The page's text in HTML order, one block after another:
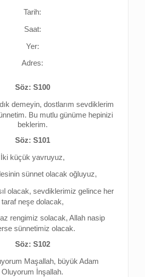
Tarih:
Saat:
Yer:
Adres:
Söz: S100
demeyin, dostlarım sevdiklerim
Bu mutlu günüme hepinizi
beklerim.
Söz: S101
İki küçük yavruyuz,
sünnet olacak oğluyuz,
olacak, sevdiklerimiz gelince her
taraf neşe dolacak,
rengimiz solacak, Allah nasip
sünnetimiz olacak.
Söz: S102
Maşallah, büyük Adam
Oluyorum İnşallah.